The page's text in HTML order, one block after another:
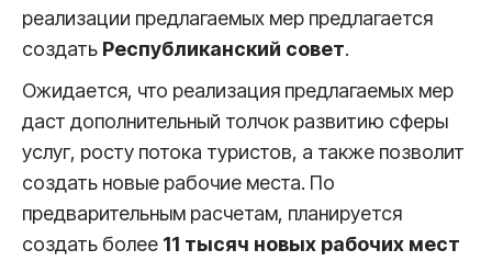
реализации предлагаемых мер предлагается
создать Республиканский совет.
Ожидается, что реализация предлагаемых мер
даст дополнительный толчок развитию сферы
услуг, росту потока туристов, а также позволит
создать новые рабочие места. По
предварительным расчетам, планируется
создать более 11 тысяч новых рабочих мест